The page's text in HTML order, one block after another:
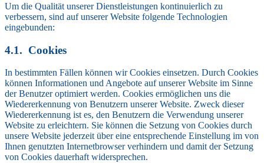
Um die Qualität unserer Dienstleistungen kontinuierlich zu
verbessern, sind auf unserer Website folgende Technologien
eingebunden:
Cookies
In bestimmten Fällen können wir Cookies einsetzen. Durch Cookies
können Informationen und Angebote auf unserer Website im Sinne
der Benutzer optimiert werden. Cookies ermöglichen uns die
Wiedererkennung von Benutzern unserer Website. Zweck dieser
Wiedererkennung ist es, den Benutzern die Verwendung unserer
Website zu erleichtern. Sie können die Setzung von Cookies durch
unsere Website jederzeit über eine entsprechende Einstellung im von
Ihnen genutzten Internetbrowser verhindern und damit der Setzung
von Cookies dauerhaft widersprechen.